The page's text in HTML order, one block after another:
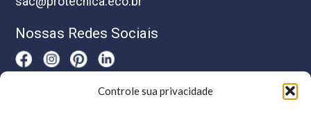
Controle sua privacidade
Nossas Redes Sociais